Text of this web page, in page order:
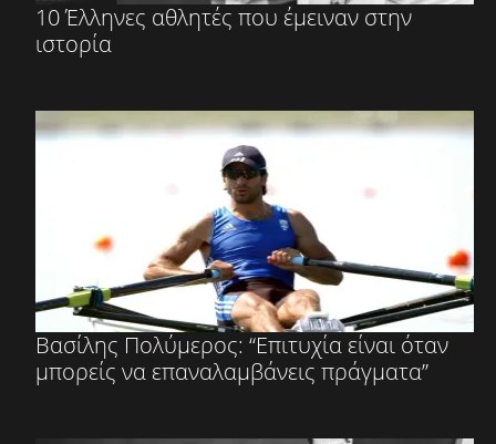
10 Έλληνες αθλητές που έμειναν στην
ιστορία
Βασίλης Πολύμερος: “Επιτυχία είναι όταν
μπορείς να επαναλαμβάνεις πράγματα”